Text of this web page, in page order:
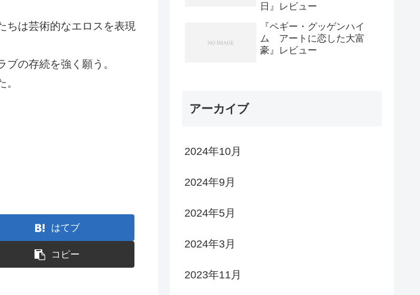
ちは芸術的なエロスを表現
の存続を強く願う。
はてブ
コピー
日』レビュー
『ペギー・グッゲンハイ
ム アートに恋した大富
豪』レビュー
アーカイブ
2024年10月
2024年9月
2024年5月
2024年3月
2023年11月